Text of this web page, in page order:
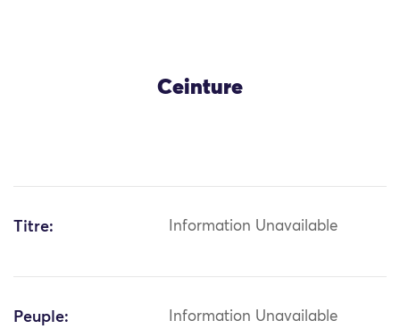
Ceinture
Titre: Information Unavailable
Peuple: Information Unavailable